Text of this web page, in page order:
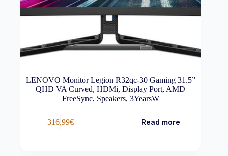
LENOVO Monitor Legion R32qc-30 Gaming 31.5”
QHD VA Curved, HDMi, Display Port, AMD
FreeSync, Speakers, 3YearsW
316,99€ Read more